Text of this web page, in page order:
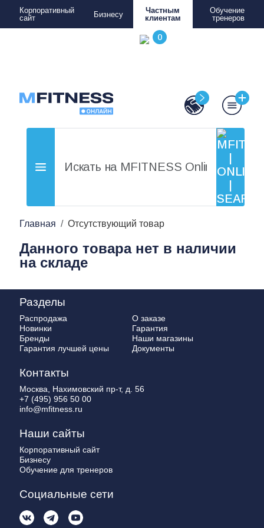
Корпоративный
сайт
Бизнесу
Частным
клиентам
Обучение
тренеров
Главная Отсутствующий товар
Данного товара нет в наличии
на складе
Разделы
Распродажа
Новинки
Бренды
Гарантия лучшей цены
О заказе
Гарантия
Наши магазины
Документы
Контакты
Москва, Нахимовский пр-т, д. 56
+7 (495) 956 50 00
info@mfitness.ru
Наши сайты
Корпоративный сайт
Бизнесу
Обучение для тренеров
Социальные сети